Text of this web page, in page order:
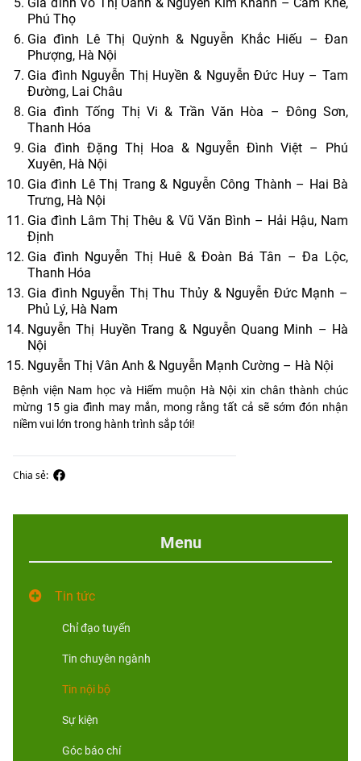
Gia đình Võ Thị Oanh & Nguyễn Kim Khánh – Cẩm Khê,
Phú Thọ
Gia đình Lê Thị Quỳnh & Nguyễn Khắc Hiếu – Đan
Phượng, Hà Nội
Gia đình Nguyễn Thị Huyền & Nguyễn Đức Huy – Tam
Đường, Lai Châu
Gia đình Tống Thị Vi & Trần Văn Hòa – Đông Sơn,
Thanh Hóa
Gia đình Đặng Thị Hoa & Nguyễn Đình Việt – Phú
Xuyên, Hà Nội
Gia đình Lê Thị Trang & Nguyễn Công Thành – Hai Bà
Trưng, Hà Nội
Gia đình Lâm Thị Thêu & Vũ Văn Bình – Hải Hậu, Nam
Định
Gia đình Nguyễn Thị Huê & Đoàn Bá Tân – Đa Lộc,
Thanh Hóa
Gia đình Nguyễn Thị Thu Thủy & Nguyễn Đức Mạnh –
Phủ Lý, Hà Nam
Nguyễn Thị Huyền Trang & Nguyễn Quang Minh – Hà
Nội
Nguyễn Thị Vân Anh & Nguyễn Mạnh Cường – Hà Nội
Bệnh viện Nam học và Hiếm muộn Hà Nội xin chân thành chúc
mừng 15 gia đình may mắn, mong rằng tất cả sẽ sớm đón nhận
niềm vui lớn trong hành trình sắp tới!
Chia sẻ:
Menu
Tin tức
Chỉ đạo tuyến
Tin chuyên ngành
Tin nội bộ
Sự kiện
Góc báo chí